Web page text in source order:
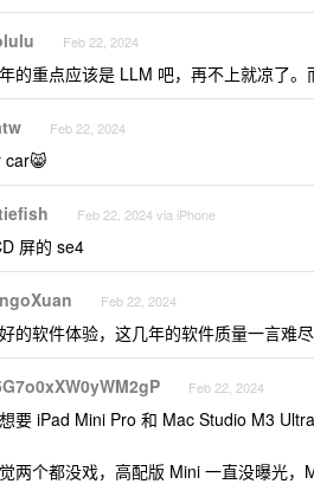
Feb 22, 2024
的重点应该是 LLM 吧，再不上就凉了。
Feb 22, 2024
car😸
Feb 22, 2024 via iPhone
屏的 se4
Feb 22, 2024
的软件体验，这几年的软件质量一言难尽
Feb 22, 2024
要 iPad Mini Pro 和 Mac Studio M3 Ultra
两个都没戏，高配版 Mini 一直没曝光，